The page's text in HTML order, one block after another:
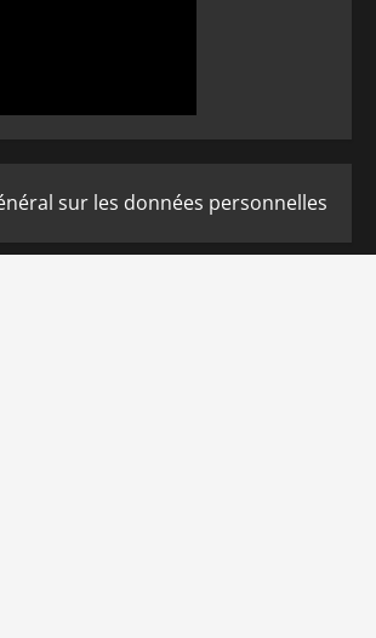
sur les données personnelles